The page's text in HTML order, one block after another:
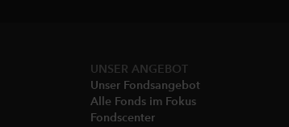
UNSER ANGEBOT
Unser Fondsangebot
Alle Fonds im Fokus
Fondscenter